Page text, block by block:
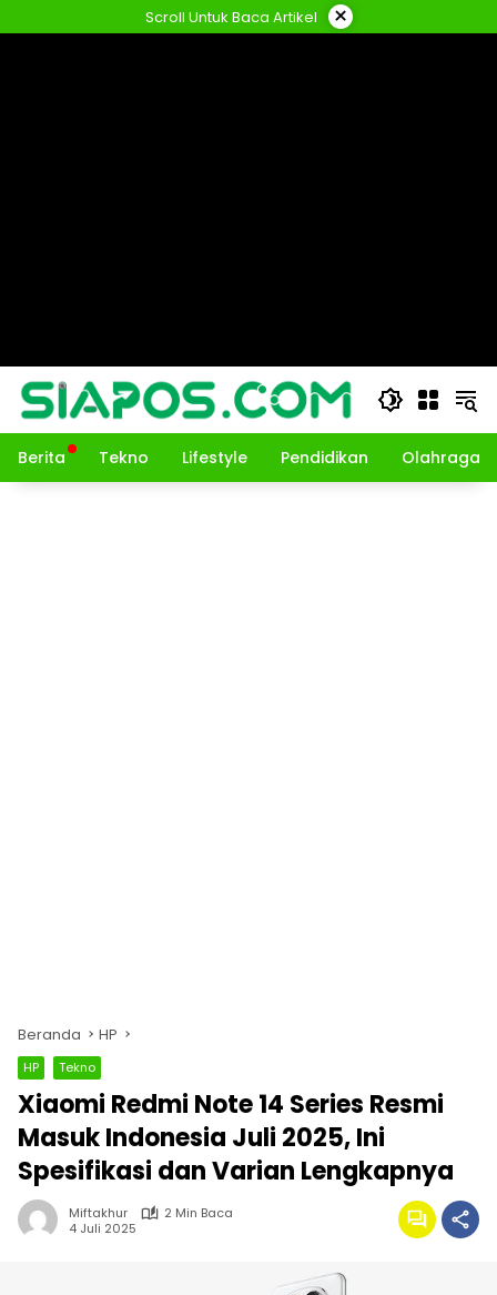
ke
Scroll Untuk Baca Artikel ×
Berita Tekno Lifestyle Pendidikan Olahraga
Beranda HP
HP Tekno
Xiaomi Redmi Note 14 Series Resmi
Masuk Indonesia Juli 2025, Ini
Spesifikasi dan Varian Lengkapnya
Miftakhur
2 Min Baca
4 Juli 2025